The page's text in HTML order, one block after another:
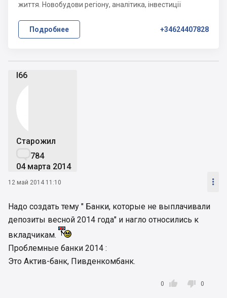
l66
Старожил
784
04 марта 2014
12 май 2014 11:10 
Надо создать тему " Банки, которые не выплачивали
депозиты весной 2014 года" и нагло относились к
вкладчикам.
Проблемные банки 2014 :
Это Актив-банк, Пивденкомбанк.

0  0
життя. Новобудови регіону, аналітика, інвестиції
Подробнее +34624407828